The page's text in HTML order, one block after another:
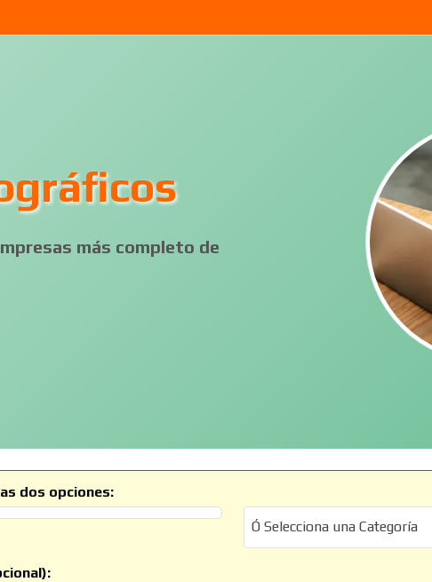
más completo de
dos opciones:
Ó Selecciona una Categoría
Ó Selecciona una Categoría